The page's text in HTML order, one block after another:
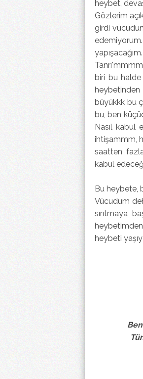
heybet,
Gözlerim
girdi
biri bu halde
büyükkk bu
bu, ben
Nasıl kabul
ihtişammm,
saatten
kabul
Bu heybete,
Vücudum
sırıtmaya
heybeti